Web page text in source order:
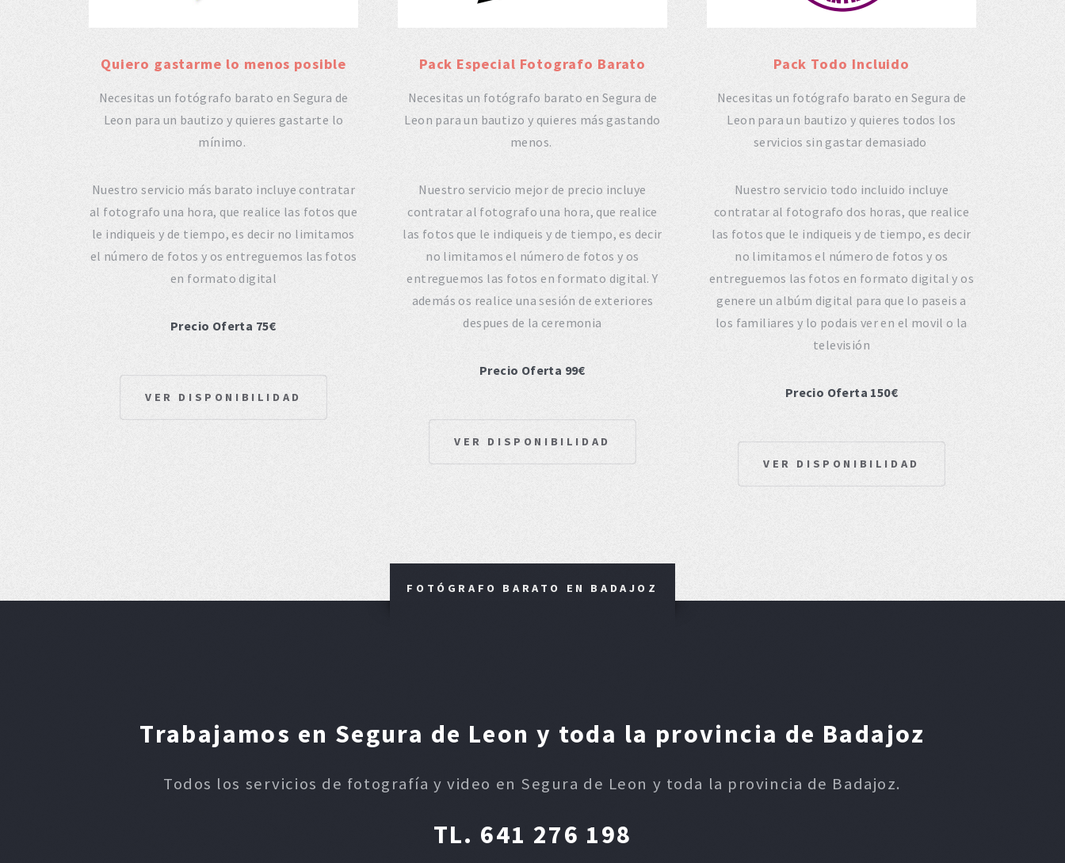
Quiero gastarme lo menos posible
Necesitas un fotógrafo barato en Segura de
Leon para un bautizo y quieres gastarte lo
mínimo.
Nuestro servicio más barato incluye contratar
al fotografo una hora, que realice las fotos que
le indiqueis y de tiempo, es decir no limitamos
el número de fotos y os entreguemos las fotos
en formato digital
Precio Oferta 75€
VER DISPONIBILIDAD
Pack Especial Fotografo Barato
Necesitas un fotógrafo barato en Segura de
Leon para un bautizo y quieres más gastando
menos.
Nuestro servicio mejor de precio incluye
contratar al fotografo una hora, que realice
las fotos que le indiqueis y de tiempo, es decir
no limitamos el número de fotos y os
entreguemos las fotos en formato digital. Y
además os realice una sesión de exteriores
despues de la ceremonia
Precio Oferta 99€
VER DISPONIBILIDAD
Pack Todo Incluido
Necesitas un fotógrafo barato en Segura de
Leon para un bautizo y quieres todos los
servicios sin gastar demasiado
Nuestro servicio todo incluido incluye
contratar al fotografo dos horas, que realice
las fotos que le indiqueis y de tiempo, es decir
no limitamos el número de fotos y os
entreguemos las fotos en formato digital y os
genere un albúm digital para que lo paseis a
los familiares y lo podais ver en el movil o la
televisión
Precio Oferta 150€
VER DISPONIBILIDAD
FOTÓGRAFO BARATO EN BADAJOZ
Trabajamos en Segura de Leon y toda la provincia de Badajoz
Todos los servicios de fotografía y video en Segura de Leon y toda la provincia de Badajoz.
TL. 641 276 198